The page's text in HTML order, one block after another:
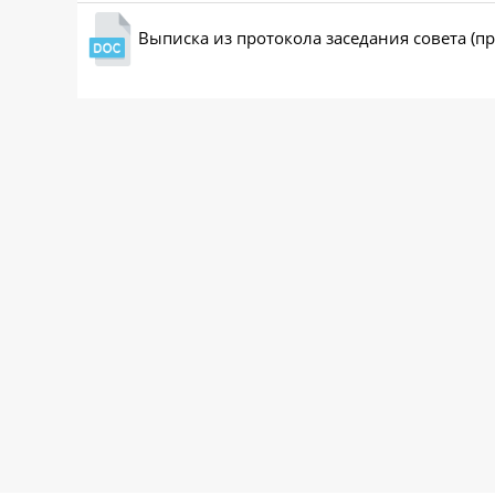
Выписка из протокола заседания совета